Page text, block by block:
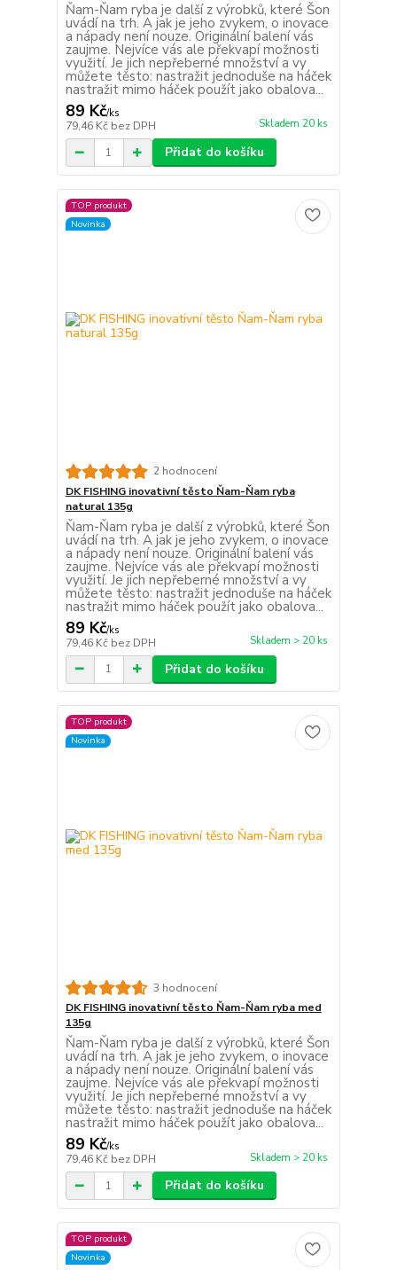
Ňam-Ňam ryba je další z výrobků, které Šon
uvádí na trh. A jak je jeho zvykem, o inovace
a nápady není nouze. Originální balení vás
zaujme. Nejvíce vás ale překvapí možnosti
využití. Je jich nepřeberné množství a vy
můžete těsto: nastražit jednoduše na háček
nastražit mimo háček použít jako obalova...
89 Kč/ks
79,46 Kč bez DPH Skladem 20 ks
Přidat do košíku
TOP produkt
Novinka
2 hodnocení
DK FISHING inovativní těsto Ňam-Ňam ryba
natural 135g
Ňam-Ňam ryba je další z výrobků, které Šon
uvádí na trh. A jak je jeho zvykem, o inovace
a nápady není nouze. Originální balení vás
zaujme. Nejvíce vás ale překvapí možnosti
využití. Je jich nepřeberné množství a vy
můžete těsto: nastražit jednoduše na háček
nastražit mimo háček použít jako obalova...
89 Kč/ks
79,46 Kč bez DPH Skladem > 20 ks
Přidat do košíku
TOP produkt
Novinka
3 hodnocení
DK FISHING inovativní těsto Ňam-Ňam ryba med
135g
Ňam-Ňam ryba je další z výrobků, které Šon
uvádí na trh. A jak je jeho zvykem, o inovace
a nápady není nouze. Originální balení vás
zaujme. Nejvíce vás ale překvapí možnosti
využití. Je jich nepřeberné množství a vy
můžete těsto: nastražit jednoduše na háček
nastražit mimo háček použít jako obalova...
89 Kč/ks
79,46 Kč bez DPH Skladem > 20 ks
Přidat do košíku
TOP produkt
Novinka